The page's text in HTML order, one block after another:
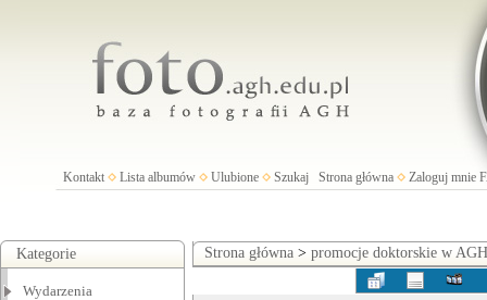
Kontakt Lista albumów Ulubione Szukaj Strona główna Zaloguj mnie
Kategorie
Wydarzenia
Strona główna > promocje doktorskie w AGH